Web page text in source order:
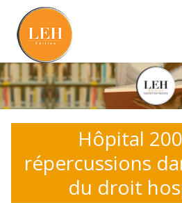
Hôpital
répercussions
du droit